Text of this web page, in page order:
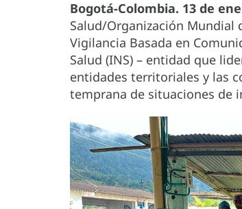
Bogotá-Colombia. 13 de
Salud/Organización Mundial
Vigilancia Basada en
Salud (INS) – entidad que
entidades territoriales y las
temprana de situaciones de